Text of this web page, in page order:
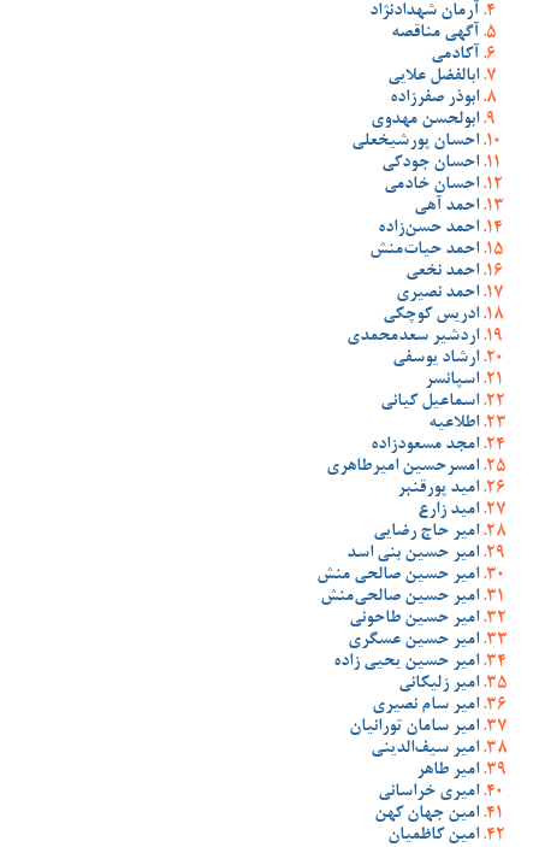
آرمان شهدادنژاد
آگهی مناقصه
آکادمی
ابالفضل علایی
ابوذر صفرزاده
ابولحسن مهدوی
احسان پورشیخعلی
احسان جودکی
احسان خادمی
احمد آهی
احمد حسن‌زاده
احمد حیات‌منش
احمد نخعی
احمد نصیری
ادریس کوچکی
اردشیر سعدمحمدی
ارشاد یوسفی
اسپانسر
اسماعیل کیانی
اطلاعیه
امجد مسعودزاده
امسرحسین امیرطاهری
امید پورقنبر
امید زارع
امیر حاج رضایی
امیر حسین بنی اسد
امیر حسین صالحی منش
امیر حسین صالحی‌منش
امیر حسین طاحونی
امیر حسین عسگری
امیر حسین یحیی زاده
امیر زلیکانی
امیر سام نصیری
امیر سامان تورانیان
امیر سیف‌الدینی
امیر طاهر
امیری خراسانی
امین جهان کهن
امین کاظمیان